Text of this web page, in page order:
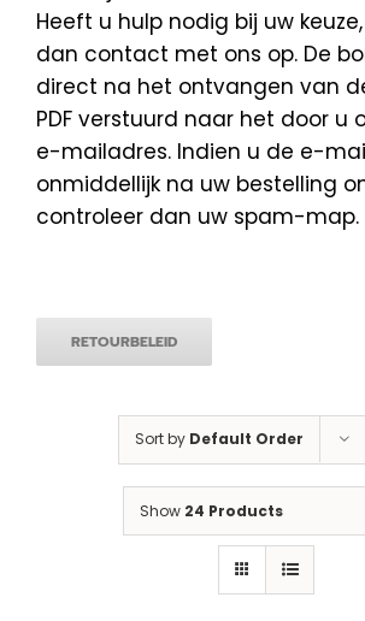
Heeft u hulp nodig bij uw
dan contact met ons op. De
direct na het ontvangen van
PDF verstuurd naar het door u
e-mailadres. Indien u de e-
onmiddellijk na uw bestelling
controleer dan uw spam-map.
RETOURBELEID
Sort by Default Order
Show 24 Products